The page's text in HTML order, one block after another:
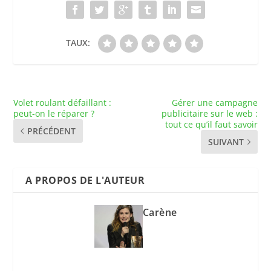
TAUX:
Volet roulant défaillant :
peut-on le réparer ?
PRÉCÉDENT
Gérer une campagne
publicitaire sur le web :
tout ce qu’il faut savoir
SUIVANT
A PROPOS DE L'AUTEUR
Carène